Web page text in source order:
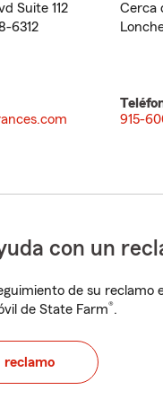
Suite 112
6312
Cerca
915-
con un
de su reclamo
de State Farm®.
reclamo